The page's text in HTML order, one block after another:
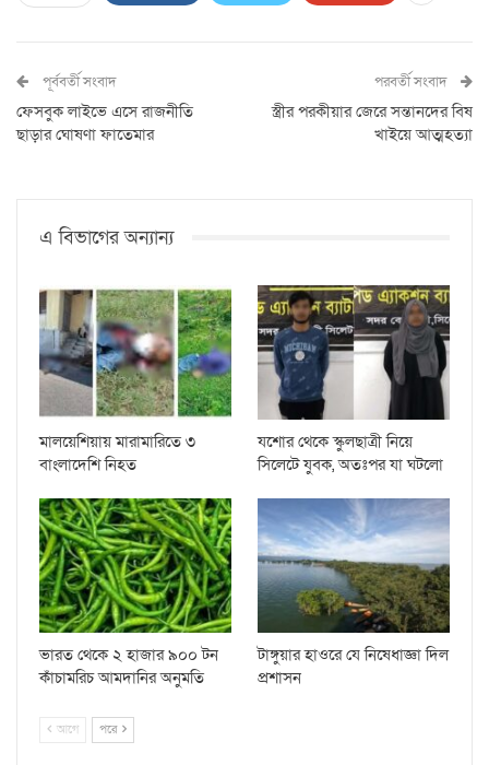
পূর্ববর্তী সংবাদ
ফেসবুক লাইভে এসে রাজনীতি
ছাড়ার ঘোষণা ফাতেমার
পরবর্তী সংবাদ
স্ত্রীর পরকীয়ার জেরে সন্তানদের বিষ
খাইয়ে আত্মহত্যা
এ বিভাগের অন্যান্য
মালয়েশিয়ায় মারামারিতে ৩
বাংলাদেশি নিহত
যশোর থেকে স্কুলছাত্রী নিয়ে
সিলেটে যুবক, অতঃপর যা ঘটলো
ভারত থেকে ২ হাজার ৯০০ টন
কাঁচামরিচ আমদানির অনুমতি
টাঙ্গুয়ার হাওরে যে নিষেধাজ্ঞা দিল
প্রশাসন
আগে পরে